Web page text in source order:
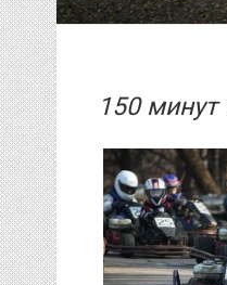
150